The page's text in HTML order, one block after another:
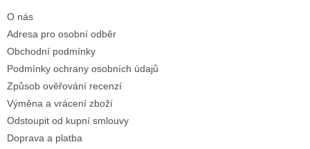
O nás
Adresa pro osobní odběr
Obchodní podmínky
Podmínky ochrany osobních údajů
Způsob ověřování recenzí
Výměna a vrácení zboží
Odstoupit od kupní smlouvy
Doprava a platba